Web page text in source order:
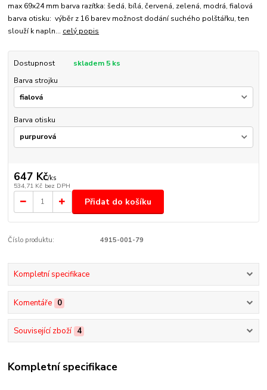
max 69x24 mm barva razítka: šedá, bílá, červená, zelená, modrá, fialová
barva otisku: výběr z 16 barev možnost dodání suchého polštářku, ten
slouží k napln... celý popis
Dostupnost
skladem 5 ks
Barva strojku
Barva otisku
647 Kč/ks
534,71 Kč bez DPH
Přidat do košíku
Číslo produktu: 4915-001-79
Kompletní specifikace
Komentáře 0
Související zboží 4
Kompletní specifikace